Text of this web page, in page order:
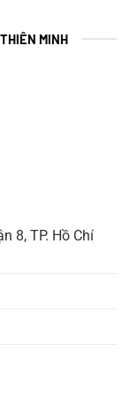
MINH
8, TP. Hồ Chí